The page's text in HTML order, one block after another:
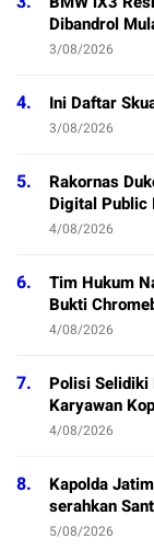
Dibandrol
3/08/2026
4. Ini Daftar
3/08/2026
5.
Rakornas
Digital
4/08/2026
6.
Tim Hukum
Bukti
4/08/2026
7.
Polisi Selidiki
Karyawan
4/08/2026
8.
Kapolda
serahkan
5/08/2026